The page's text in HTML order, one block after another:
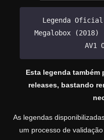
Legenda
Megalobox (2018)
AV1
Esta legenda
releases, bastando
As legendas
um processo de